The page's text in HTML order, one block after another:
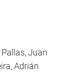
Juan
Adrián